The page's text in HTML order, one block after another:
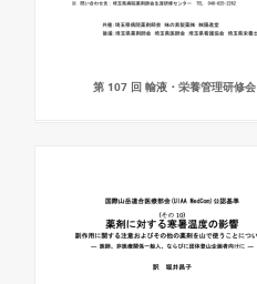
第 107 回 輸液・栄養管理研修会